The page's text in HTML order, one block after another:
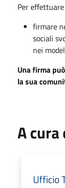
Per
firmare
sociali
nei
Una firma
la sua
A cura
Ufficio